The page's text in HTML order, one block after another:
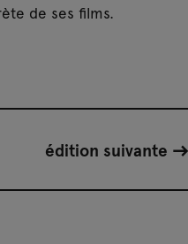
de ses films.
édition suivante